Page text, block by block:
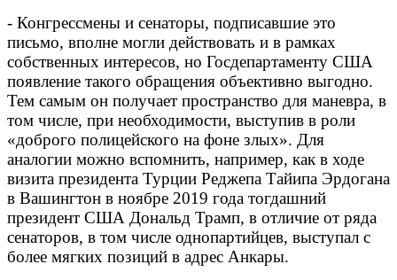
- Конгрессмены и сенаторы, подписавшие это
письмо, вполне могли действовать и в рамках
собственных интересов, но Госдепартаменту США
появление такого обращения объективно выгодно.
Тем самым он получает пространство для маневра, в
том числе, при необходимости, выступив в роли
«доброго полицейского на фоне злых». Для
аналогии можно вспомнить, например, как в ходе
визита президента Турции Реджепа Тайипа Эрдогана
в Вашингтон в ноябре 2019 года тогдашний
президент США Дональд Трамп, в отличие от ряда
сенаторов, в том числе однопартийцев, выступал с
более мягких позиций в адрес Анкары.